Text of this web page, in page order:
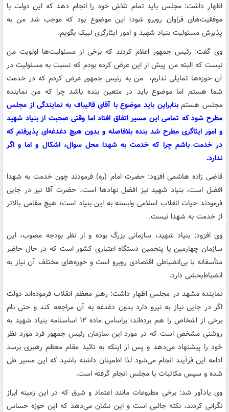
اظهار داشت: مجلس باید تمام تلاش خود را انجام دهد که این دولت با
موفقیت‌های فراوان روبرو شود؛ این موضوع بود که موجب شد من به
پذیرش مسئولیت بنیاد شهید و امور ایثارگری لبیک بگویم.
وی گفت: رئیس جمهور اعلام کردند که برخی از مسئولیت‌ها اولویت من
نیست که البته من پیش از این عرض کرده بودم که نسبت به مسئولیت در
آن حوزه‌ها تمایلی ندارم، من به رئیس جمهور عرض کردم که در خدمت
شما هستم اما موضوع باید در متعین بنده باشد چرا که من نماینده
مجلس هستمبنابراین باید موضوع با آقای قالیباف به نمایندگی از مجلس
مطرح شود که تمامی این مسیر اتفاق افتاد اما وقتی صحبت از بنیاد شهید
و امور ایثاگری مطرح شد بنده بلافاصله و بدون هیچ دغدغه‌ای پذیرفتم که
در خدمت باشم چرا که خدمت به شهدا محل سوال، اشکال و اما و اگر
ندارد.
قاضی زاده هاشمی افزود: حضرت امام (ره) فرمودند چون خدمت به شهدا
افضل است، بنیاد شهید نیز افضل نهادها است، حضرت‌ آقا نیز در جایی
فرمودند حیات انقلاب اسلامی وابسته به این بنیاد است؛ هیچ مقامی بالاتر
از خدمت به شهدا نیست.
وی افزود: بنیاد شهید، سازمانی بزرگ بوده و از نظر بودجه مصوب، این
سازمان چهارمین یا پنجمین دستگاه اعتباری کشور است که در حال حاضر
متأسفانه با بی‌انضباطی اقتصادی روبرو است و حوزه‌های مختلف آن نیاز به
انضباط‌بخشی دارد.
نماینده مشهد در مجلس اظهار داشت: رهبر معظم انقلاب فرموده‌اند دولت
اگر در جایی نیاز به نیرو دارد بدون دغدغه به آن مراجعه کند و حتی نام
برخی از اشخاص را هم برده‌اند؛ براساس ماده ۱۲ اساسنامه بنیاد شهید به
روشنی مشخص است که در مورد این سازمان رئیس جمهور فرد مورد نظر
خود را پیشنهاد می‌دهد و پس از اینکه به تائید مقام معظم رهبری برسد
ادامه این فرآیند انجام می‌شود لذا اطمینان داشته باشید که این مسیر طی
شده و سپس مکاتبات با مجلس انجام گرفته است.
وی یادآور شد: برخی مطبوعات مانند اعتماد و شرق که در این زمینه ابراز
نگرانی کردند، نکته جالبی است و این نشان می‌دهد که این حوزه حساس